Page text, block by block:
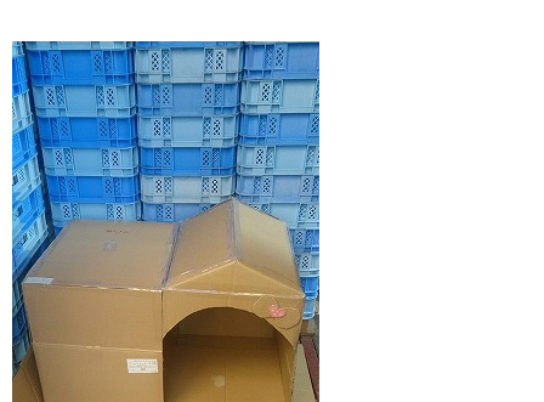
NEWSLETTERS
メールマガジン
ACCESSMAP
アクセスマップ
CONTACT
お問い合わせ